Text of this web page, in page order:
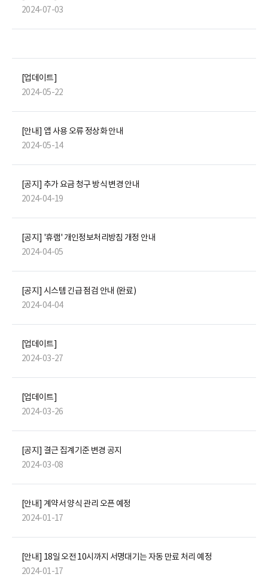
2024-07-03
[업데이트]
2024-05-22
[안내] 앱 사용 오류 정상화 안내
2024-05-14
[공지] 추가 요금 청구 방식 변경 안내
2024-04-19
[공지] '휴램' 개인정보처리방침 개정 안내
2024-04-05
[공지] 시스템 긴급 점검 안내 (완료)
2024-04-04
[업데이트]
2024-03-27
[업데이트]
2024-03-26
[공지] 결근 집계기준 변경 공지
2024-03-08
[안내] 계약서 양식 관리 오픈 예정
2024-01-17
[안내] 18일 오전 10시까지 서명대기는 자동 만료 처리 예정
2024-01-17